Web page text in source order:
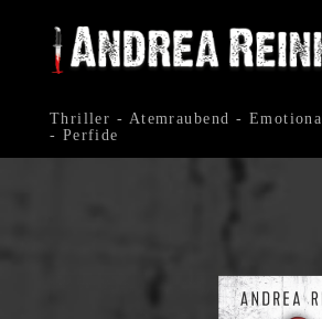
contentThriller - Atemraubend -
- Perfide